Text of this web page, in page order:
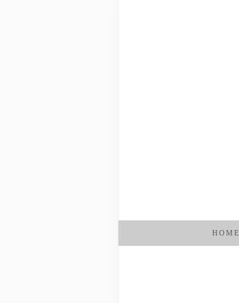
HOME